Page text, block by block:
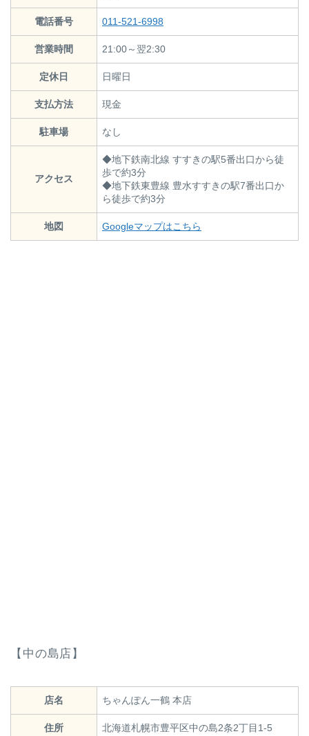
電話番号 011-521-6998
営業時間 21:00～翌2:30
定休日 日曜日
支払方法 現金
駐車場 なし
アクセス
◆地下鉄南北線 すすきの駅5番出口から徒
歩で約3分
◆地下鉄東豊線 豊水すすきの駅7番出口か
ら徒歩で約3分
地図 Googleマップはこちら
【中の島店】
店名 ちゃんぽん一鶴 本店
住所 北海道札幌市豊平区中の島2条2丁目1-5